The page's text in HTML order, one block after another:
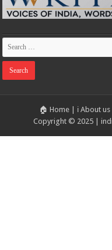
🏠 Home| ℹ️ About us
Copyright © 2025 |